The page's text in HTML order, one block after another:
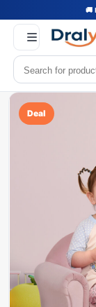
🚚
Deal